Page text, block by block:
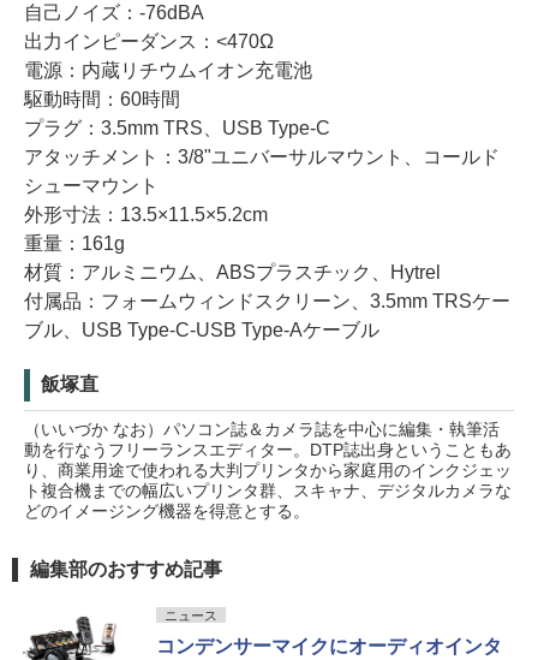
自己ノイズ：-76dBA
出力インピーダンス：<470Ω
電源：内蔵リチウムイオン充電池
駆動時間：60時間
プラグ：3.5mm TRS、USB Type-C
アタッチメント：3/8"ユニバーサルマウント、コールド
シューマウント
外形寸法：13.5×11.5×5.2cm
重量：161g
材質：アルミニウム、ABSプラスチック、Hytrel
付属品：フォームウィンドスクリーン、3.5mm TRSケー
ブル、USB Type-C-USB Type-Aケーブル
飯塚直
（いいづか なお）パソコン誌＆カメラ誌を中心に編集・執筆活
動を行なうフリーランスエディター。DTP誌出身ということもあ
り、商業用途で使われる大判プリンタから家庭用のインクジェッ
ト複合機までの幅広いプリンタ群、スキャナ、デジタルカメラな
どのイメージング機器を得意とする。
編集部のおすすめ記事
ニュース
コンデンサーマイクにオーディオインタ